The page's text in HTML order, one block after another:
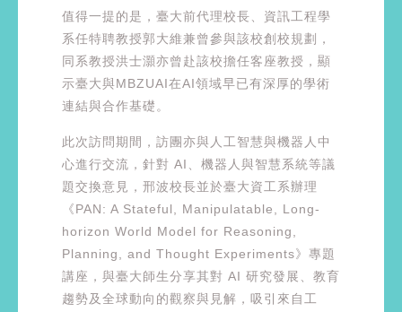
值得一提的是，臺大前代理校長、資訊工程學
系任特聘教授郭大維兼曾參與該校創校規劃，
同系教授洪士灝亦曾赴該校擔任客座教授，顯
示臺大與MBZUAI在AI領域早已有深厚的學術
連結與合作基礎。
此次訪問期間，訪團亦與人工智慧與機器人中
心進行交流，針對 AI、機器人與智慧系統等議
題交換意見，邢波校長並於臺大資工系辦理
《PAN: A Stateful, Manipulatable, Long-
horizon World Model for Reasoning,
Planning, and Thought Experiments》專題
講座，與臺大師生分享其對 AI 研究發展、教育
趨勢及全球動向的觀察與見解，吸引來自工